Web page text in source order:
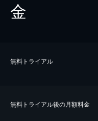
金
無料トライアル
無料トライアル後の⽉額料金